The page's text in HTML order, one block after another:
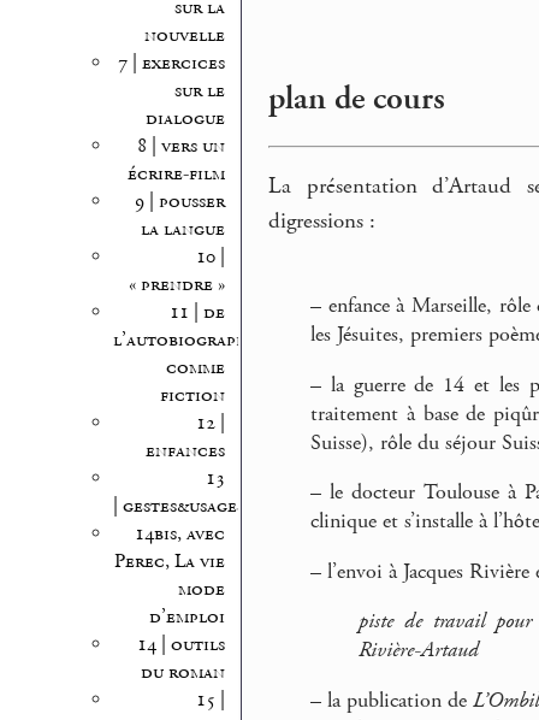
sur la
nouvelle
7 | exercices
sur le
dialogue
8 | vers un
écrire-film
9 | pousser
la langue
10 |
« prendre »
11 | de
l’autobiographie
comme
fiction
12 |
enfances
13
| gestes&usages
14bis, avec
Perec, La vie
mode
d’emploi
14 | outils
du roman
15 |
plan de cours
La présentation d’Artaud
digressions :
– enfance à Marseille,
les Jésuites, premiers
– la guerre de 14 et les
traitement à base de
Suisse), rôle du séjour
– le docteur Toulouse à
clinique et s’installe à
– l’envoi à Jacques
piste de travail pour
Rivière-Artaud
– la publication de